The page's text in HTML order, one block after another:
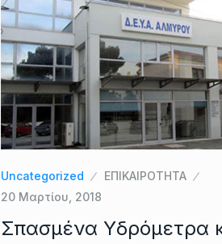
Uncategorized
ΕΠΙΚΑΙΡΟΤΗΤΑ
20 Μαρτίου, 2018
Σπασμένα Υδρόμετρα